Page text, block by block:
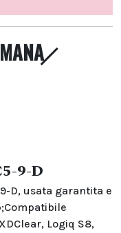
9-D
D, usata garantita e
Logiq S8,